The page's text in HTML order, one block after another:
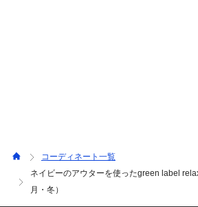
コーディネート一覧
ネイビーのアウターを使ったgreen label
月・冬）